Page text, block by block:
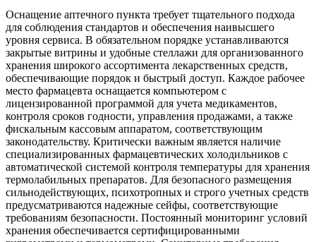
Оснащение аптечного пункта требует тщательного подхода
для соблюдения стандартов и обеспечения наивысшего
уровня сервиса. В обязательном порядке устанавливаются
закрытые витрины и удобные стеллажи для организованного
хранения широкого ассортимента лекарственных средств,
обеспечивающие порядок и быстрый доступ. Каждое рабочее
место фармацевта оснащается компьютером с
лицензированной программой для учета медикаментов,
контроля сроков годности, управления продажами, а также
фискальным кассовым аппаратом, соответствующим
законодательству. Критически важным является наличие
специализированных фармацевтических холодильников с
автоматической системой контроля температуры для хранения
термолабильных препаратов. Для безопасного размещения
сильнодействующих, психотропных и строго учетных средств
предусматриваются надежные сейфы, соответствующие
требованиям безопасности. Постоянный мониторинг условий
хранения обеспечивается сертифицированными